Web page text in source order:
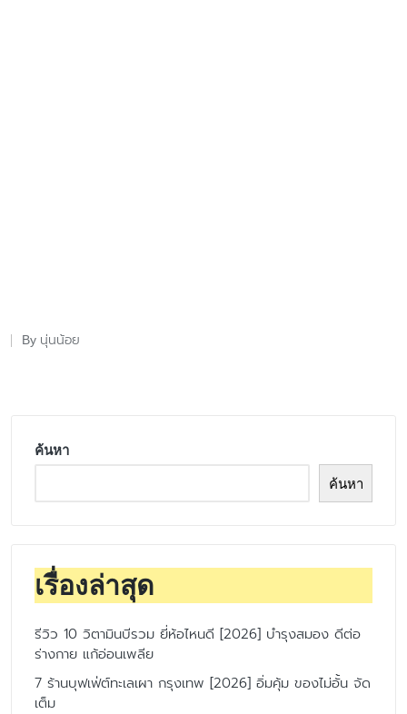
Posted
By นุ่นน้อย
ค้นหา
ค้นหา
เรื่องล่าสุด
รีวิว 10 วิตามินบีรวม ยี่ห้อไหนดี [2026] บำรุงสมอง ดีต่อ
ร่างกาย แก้อ่อนเพลีย
7 ร้านบุฟเฟ่ต์ทะเลเผา กรุงเทพ [2026] อิ่มคุ้ม ของไม่อั้น จัด
เต็ม